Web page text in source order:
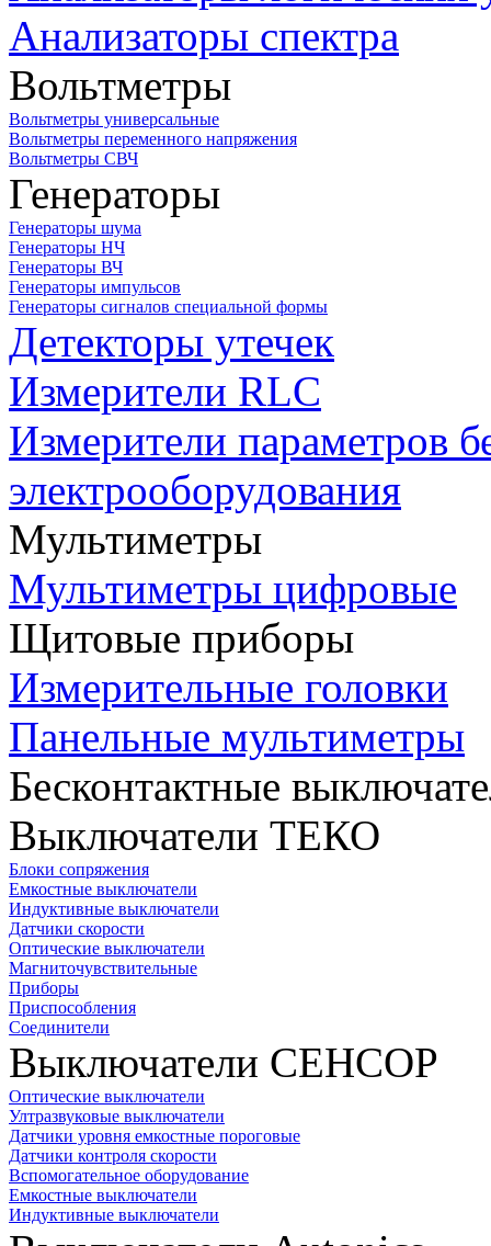
Анализаторы спектра
Вольтметры
Вольтметры универсальные
Вольтметры переменного напряжения
Вольтметры СВЧ
Генераторы
Генераторы шума
Генераторы НЧ
Генераторы ВЧ
Генераторы импульсов
Генераторы сигналов специальной формы
Детекторы утечек
Измерители RLC
Измерители параметров
электрооборудования
Мультиметры
Мультиметры цифровые
Щитовые приборы
Измерительные головки
Панельные мультиметры
Бесконтактные
Выключатели ТЕКО
Блоки сопряжения
Емкостные выключатели
Индуктивные выключатели
Датчики скорости
Оптические выключатели
Магниточувствительные
Приборы
Приспособления
Соединители
Выключатели СЕНСОР
Оптические выключатели
Ултразвуковые выключатели
Датчики уровня емкостные пороговые
Датчики контроля скорости
Вспомогательное оборудование
Емкостные выключатели
Индуктивные выключатели